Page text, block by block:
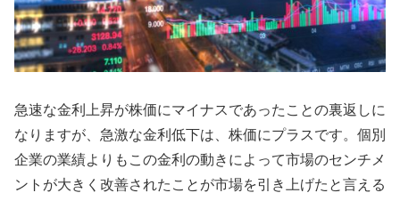
急速な金利上昇が株価にマイナスであったことの裏返しに
なりますが、急激な金利低下は、株価にプラスです。個別
企業の業績よりもこの金利の動きによって市場のセンチメ
ントが大きく改善されたことが市場を引き上げたと言える